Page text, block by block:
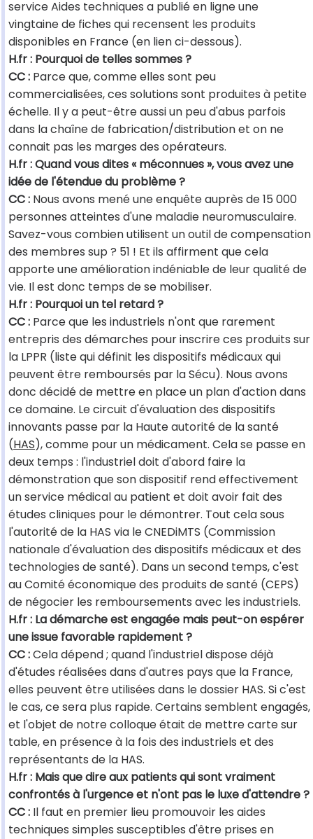
service Aides techniques a publié en ligne une
vingtaine de fiches qui recensent les produits
disponibles en France (en lien ci-dessous).
H.fr : Pourquoi de telles sommes ?
CC : Parce que, comme elles sont peu
commercialisées, ces solutions sont produites à petite
échelle. Il y a peut-être aussi un peu d'abus parfois
dans la chaîne de fabrication/distribution et on ne
connait pas les marges des opérateurs.
H.fr : Quand vous dites « méconnues », vous avez une
idée de l'étendue du problème ?
CC : Nous avons mené une enquête auprès de 15 000
personnes atteintes d'une maladie neuromusculaire.
Savez-vous combien utilisent un outil de compensation
des membres sup ? 51 ! Et ils affirment que cela
apporte une amélioration indéniable de leur qualité de
vie. Il est donc temps de se mobiliser.
H.fr : Pourquoi un tel retard ?
CC : Parce que les industriels n'ont que rarement
entrepris des démarches pour inscrire ces produits sur
la LPPR (liste qui définit les dispositifs médicaux qui
peuvent être remboursés par la Sécu). Nous avons
donc décidé de mettre en place un plan d'action dans
ce domaine. Le circuit d'évaluation des dispositifs
innovants passe par la Haute autorité de la santé
(HAS), comme pour un médicament. Cela se passe en
deux temps : l'industriel doit d'abord faire la
démonstration que son dispositif rend effectivement
un service médical au patient et doit avoir fait des
études cliniques pour le démontrer. Tout cela sous
l'autorité de la HAS via le CNEDiMTS (Commission
nationale d'évaluation des dispositifs médicaux et des
technologies de santé). Dans un second temps, c'est
au Comité économique des produits de santé (CEPS)
de négocier les remboursements avec les industriels.
H.fr : La démarche est engagée mais peut-on espérer
une issue favorable rapidement ?
CC :Cela dépend ; quand l'industriel dispose déjà
d'études réalisées dans d'autres pays que la France,
elles peuvent être utilisées dans le dossier HAS. Si c'est
le cas, ce sera plus rapide. Certains semblent engagés,
et l'objet de notre colloque était de mettre carte sur
table, en présence à la fois des industriels et des
représentants de la HAS.
H.fr : Mais que dire aux patients qui sont vraiment
confrontés à l'urgence et n'ont pas le luxe d'attendre ?
CC : Il faut en premier lieu promouvoir les aides
techniques simples susceptibles d'être prises en